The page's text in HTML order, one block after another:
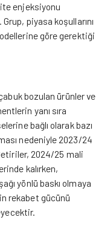
enjeksiyonu
piyasa koşullarını
göre gerektiği
bozulan ürünler ve
yanı sıra
bağlı olarak bazı
nedeniyle 2023/24
2024/25 mali
kalırken,
yönlü baskı olmaya
rekabet gücünü